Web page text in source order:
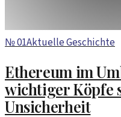
№01Aktuelle Geschichte
Ethereum im
wichtiger Köpfe
Unsicherheit